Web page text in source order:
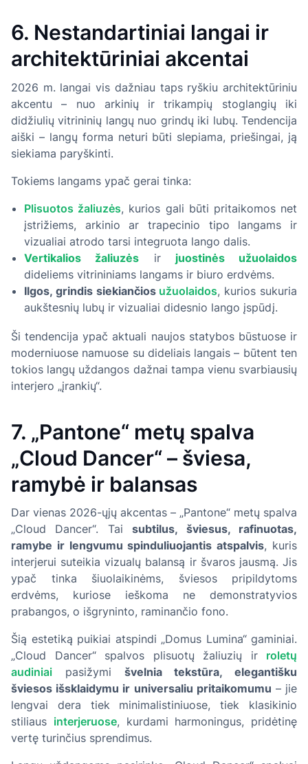
6. Nestandartiniai langai ir
architektūriniai akcentai
2026 m. langai vis dažniau taps ryškiu architektūriniu
akcentu – nuo arkinių ir trikampių stoglangių iki
didžiulių vitrininių langų nuo grindų iki lubų. Tendencija
aiški – langų forma neturi būti slepiama, priešingai, ją
siekiama paryškinti.
Tokiems langams ypač gerai tinka:
Plisuotos žaliuzės, kurios gali būti pritaikomos net
įstrižiems, arkinio ar trapecinio tipo langams ir
vizualiai atrodo tarsi integruota lango dalis.
Vertikalios žaliuzės ir juostinės užuolaidos
dideliems vitrininiams langams ir biuro erdvėms.
Ilgos, grindis siekiančios užuolaidos, kurios sukuria
aukštesnių lubų ir vizualiai didesnio lango įspūdį.
Ši tendencija ypač aktuali naujos statybos būstuose ir
moderniuose namuose su dideliais langais – būtent ten
tokios langų uždangos dažnai tampa vienu svarbiausių
interjero „įrankių“.
7. „Pantone“ metų spalva
„Cloud Dancer“ – šviesa,
ramybė ir balansas
Dar vienas 2026-ųjų akcentas – „Pantone“ metų spalva
„Cloud Dancer“. Taisubtilus, šviesus, rafinuotas,
ramybe ir lengvumu spinduliuojantis atspalvis, kuris
interjerui suteikia vizualų balansą ir švaros jausmą. Jis
ypač tinka šiuolaikinėms, šviesos pripildytoms
erdvėms, kuriose ieškoma ne demonstratyvios
prabangos, o išgryninto, raminančio fono.
Šią estetiką puikiai atspindi „Domus Lumina“ gaminiai.
„Cloud Dancer“ spalvos plisuotų žaliuzių ir roletų
audiniai pasižymi švelnia tekstūra, elegantišku
šviesos išsklaidymu ir universaliu pritaikomumu – jie
lengvai dera tiek minimalistiniuose, tiek klasikinio
stiliaus interjeruose, kurdami harmoningus, pridėtinę
vertę turinčius sprendimus.